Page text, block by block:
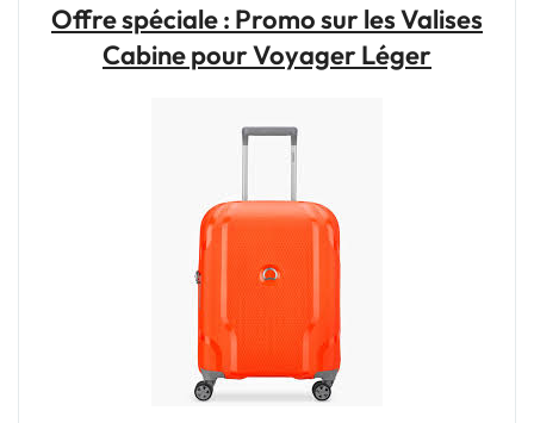
Offre spéciale : Promo sur les Valises
Cabine pour Voyager Léger